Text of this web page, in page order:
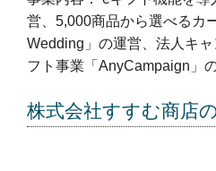
営、5,000商品から選べるカ
Wedding」の運営、法人キ
フト事業「AnyCampaign」
株式会社すすむ商店